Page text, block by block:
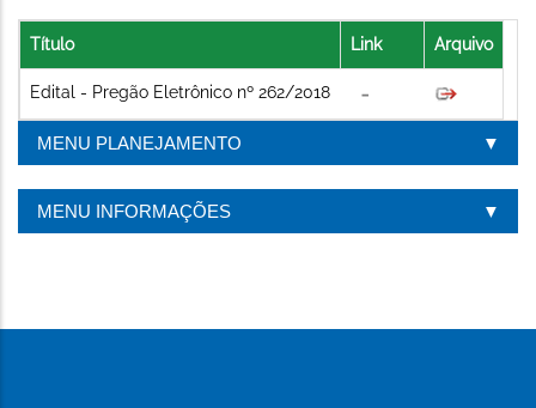
Título Link Arquivo
Edital - Pregão Eletrônico nº 262/2018
MENU PLANEJAMENTO
MENU INFORMAÇÕES